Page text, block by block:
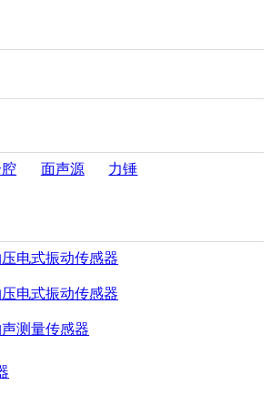
面声源 力锤
电式振动传感器
电式振动传感器
测量传感器